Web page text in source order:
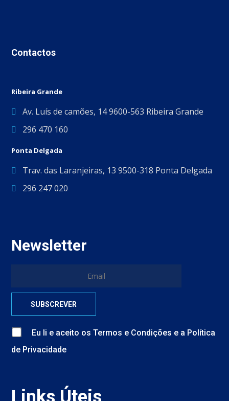
Contactos
Ribeira Grande
Av. Luís de camões, 14 9600-563 Ribeira Grande
296 470 160
Ponta Delgada
Trav. das Laranjeiras, 13 9500-318 Ponta Delgada
296 247 020
Newsletter
Eu li e aceito osTermos e Condições e a Política
de Privacidade